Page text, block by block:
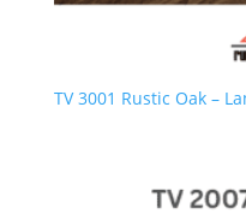
TV 3001 Rustic Oak –